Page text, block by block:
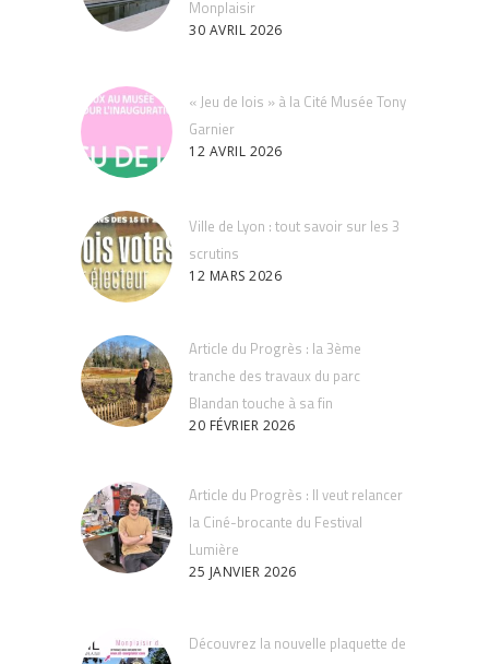
Monplaisir
30 AVRIL 2026
« Jeu de lois » à la Cité Musée Tony
Garnier
12 AVRIL 2026
Ville de Lyon : tout savoir sur les 3
scrutins
12 MARS 2026
Article du Progrès : la 3ème
tranche des travaux du parc
Blandan touche à sa fin
20 FÉVRIER 2026
Article du Progrès : Il veut relancer
la Ciné-brocante du Festival
Lumière
25 JANVIER 2026
Découvrez la nouvelle plaquette de